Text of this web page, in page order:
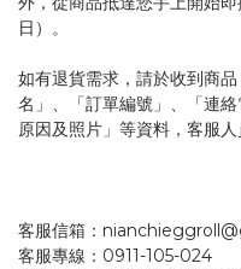
日）。
如有退貨需求，請於收到商
名」、「訂單編號」、「連
原因及照片」等資料，客服
客服信箱：
客服專線：0911-105-024